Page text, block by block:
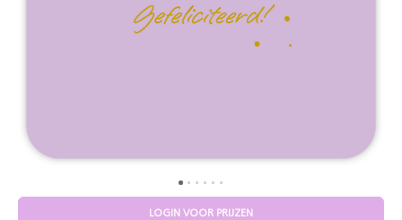
LOGIN VOOR PRIJZEN